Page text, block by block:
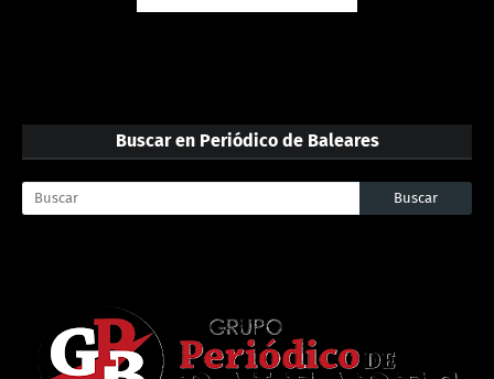
Buscar en Periódico de Baleares